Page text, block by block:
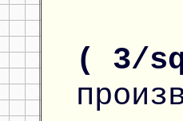
( 3/